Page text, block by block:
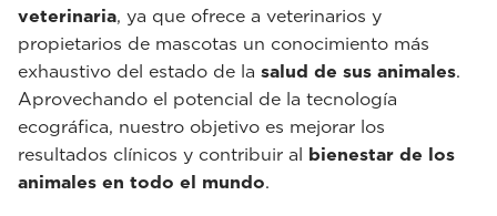
veterinaria, ya que ofrece a veterinarios y
propietarios de mascotas un conocimiento más
exhaustivo del estado de la salud de sus animales.
Aprovechando el potencial de la tecnología
ecográfica, nuestro objetivo es mejorar los
resultados clínicos y contribuir al bienestar de los
animales en todo el mundo.